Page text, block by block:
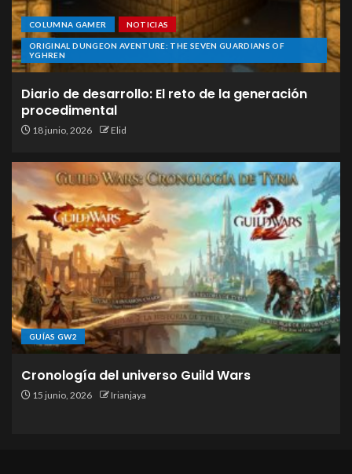
COLUMNA GAMER NOTICIAS
ORIGINAL DUNGEON AVENTURE: THE SEVEN GUARDIANS OF
YGHREN
Diario de desarrollo: El reto de la generación
procedimental
18 junio, 2026 Elid
GUÍAS GW2
Cronología del universo Guild Wars
15 junio, 2026 Irianjaya